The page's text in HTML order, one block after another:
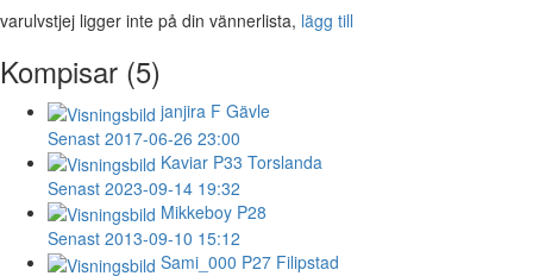
varulvstjej ligger inte på din vännerlista, lägg till
Kompisar (5)
janjira F Gävle
Senast 2017-06-26 23:00
Kaviar P33 Torslanda
Senast 2023-09-14 19:32
Mikkeboy P28
Senast 2013-09-10 15:12
Sami_000 P27 Filipstad